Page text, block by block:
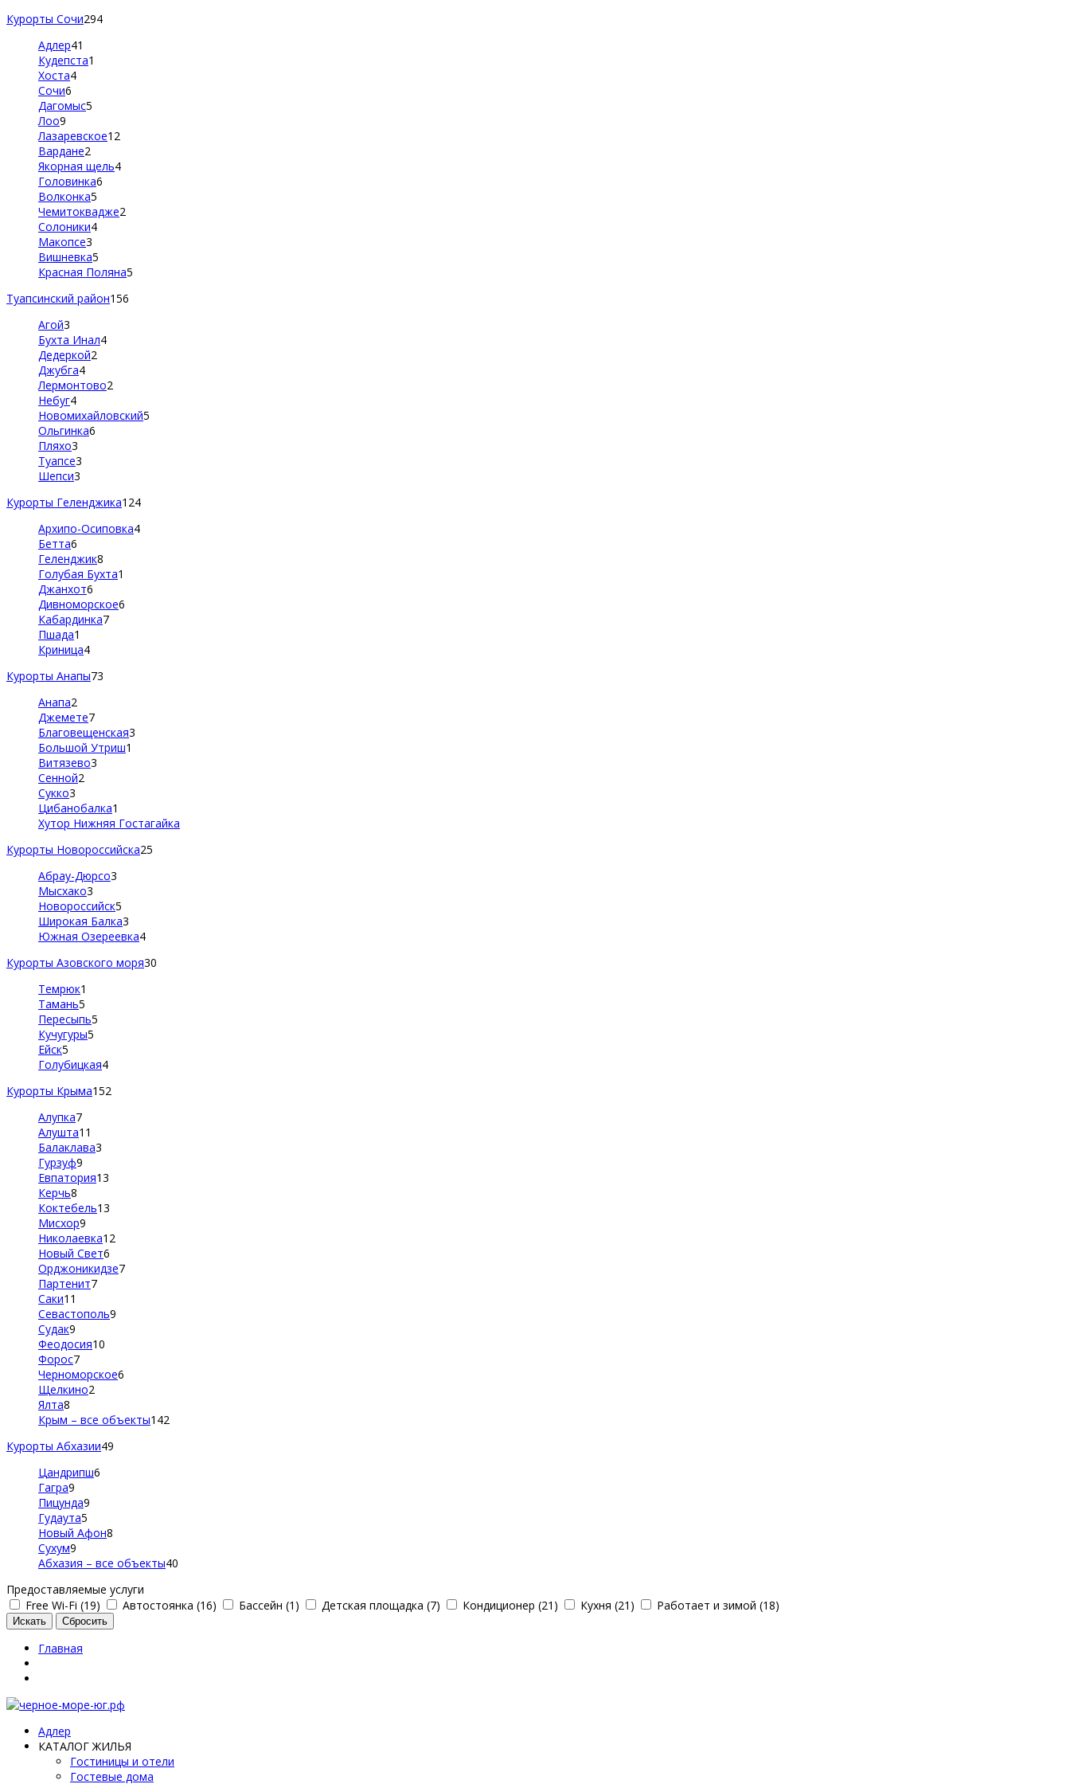
Курорты Сочи294
Адлер41
Кудепста1
Хоста4
Сочи6
Дагомыс5
Лоо9
Лазаревское12
Вардане2
Якорная щель4
Головинка6
Волконка5
Чемитоквадже2
Солоники4
Макопсе3
Вишневка5
Красная Поляна5
Туапсинский район156
Агой3
Бухта Инал4
Дедеркой2
Джубга4
Лермонтово2
Небуг4
Новомихайловский5
Ольгинка6
Пляхо3
Туапсе3
Шепси3
Курорты Геленджика124
Архипо-Осиповка4
Бетта6
Геленджик8
Голубая Бухта1
Джанхот6
Дивноморское6
Кабардинка7
Пшада1
Криница4
Курорты Анапы73
Анапа2
Джемете7
Благовещенская3
Большой Утриш1
Витязево3
Сенной2
Сукко3
Цибанобалка1
Хутор Нижняя Гостагайка
Курорты Новороссийска25
Абрау-Дюрсо3
Мысхако3
Новороссийск5
Широкая Балка3
Южная Озереевка4
Курорты Азовского моря30
Темрюк1
Тамань5
Пересыпь5
Кучугуры5
Ейск5
Голубицкая4
Курорты Крыма152
Алупка7
Алушта11
Балаклава3
Гурзуф9
Евпатория13
Керчь8
Коктебель13
Мисхор9
Николаевка12
Новый Свет6
Орджоникидзе7
Партенит7
Саки11
Севастополь9
Судак9
Феодосия10
Форос7
Черноморское6
Щелкино2
Ялта8
Крым – все объекты142
Курорты Абхазии49
Цандрипш6
Гагра9
Пицунда9
Гудаута5
Новый Афон8
Сухум9
Абхазия – все объекты40
Предоставляемые услуги
Free Wi-Fi (19)
Автостоянка (16) Бассейн (1) Детская площадка (7) Кондиционер (21) Кухня (21) Работает и зимой (18)
Главная
Адлер
КАТАЛОГ ЖИЛЬЯ
Гостиницы и отели
Гостевые дома